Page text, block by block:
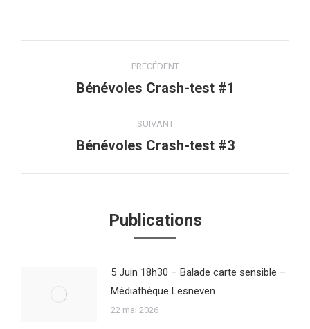
article
PRÉCÉDENT
Article
:
Bénévoles Crash-test #1
SUIVANT
Article
Bénévoles Crash-test #3
Publications
5 Juin 18h30 – Balade carte sensible –
Médiathèque Lesneven
22 mai 2026